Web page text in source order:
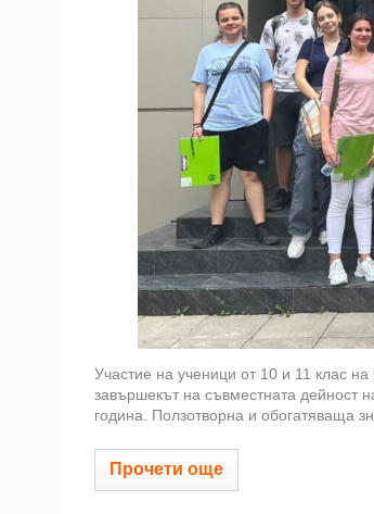
Участие на ученици от 10 и 11 клас
завършекът на съвместната дейност
година. Ползотворна и обогатяваща
Прочети още